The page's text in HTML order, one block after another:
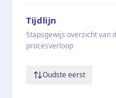
Tijdlijn
Stapsgewijs overzicht van
procesverloop
Oudste eerst